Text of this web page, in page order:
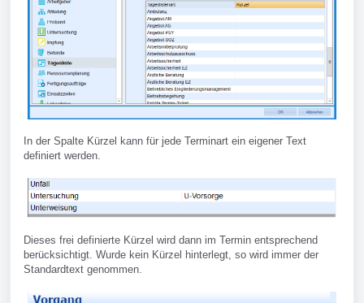
In der Spalte Kürzel kann für jede Terminart ein eigener Text
definiert werden.
Dieses frei definierte Kürzel wird dann im Termin entsprechend
berücksichtigt. Wurde kein Kürzel hinterlegt, so wird immer der
Standardtext genommen.